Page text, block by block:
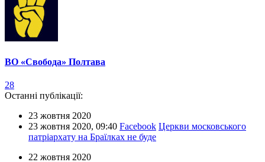
ВО «Свобода» Полтава
28
Останні публікації:
23 жовтня 2020
23 жовтня 2020, 09:40 Facebook Церкви московського
патріархату на Браїлках не буде
22 жовтня 2020